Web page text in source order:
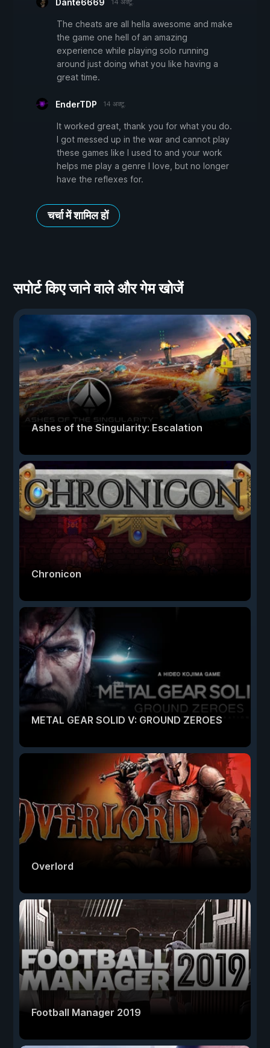
The cheats are all hella awesome and make
the game one hell of an amazing
experience while playing solo running
around just doing what you like having a
great time.
EnderTDP 14 अक्टू.
It worked great, thank you for what you do.
I got messed up in the war and cannot play
these games like I used to and your work
helps me play a genre I love, but no longer
have the reflexes for.
चर्चा में शामिल हों
सपोर्ट किए जाने वाले और गेम खोजें
Ashes of the Singularity: Escalation
Chronicon
METAL GEAR SOLID V: GROUND ZEROES
Overlord
Football Manager 2019